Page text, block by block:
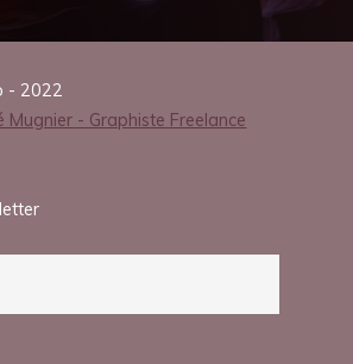
- 2022
Mugnier - Graphiste Freelance